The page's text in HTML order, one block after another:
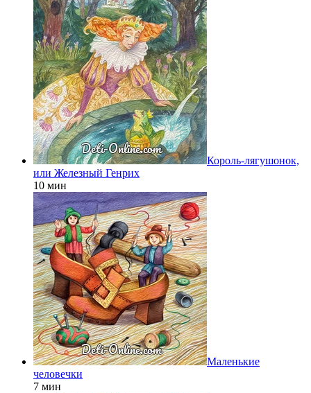
Король-лягушонок,
или Железный Генрих
10 мин
Маленькие
человечки
7 мин